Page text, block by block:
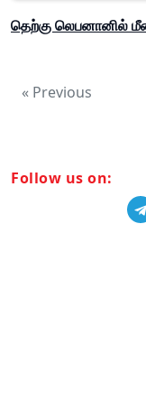
தெற்கு லெபனானில்
« Previous
Follow us on: